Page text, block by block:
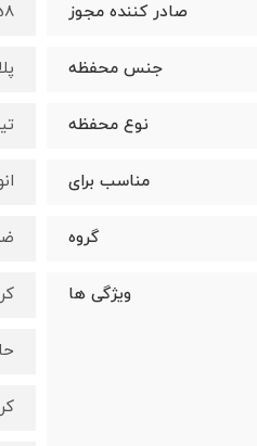
صادر کننده مجوز
جنس محفظه
نوع محفظه
مناسب برای
گروه
ویژگی ها